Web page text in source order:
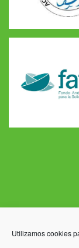
Utilizamos cookies